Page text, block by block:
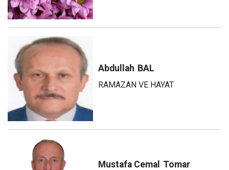
Abdullah BAL
RAMAZAN VE HAYAT
Mustafa Cemal Tomar